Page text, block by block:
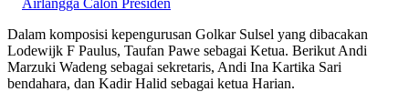
Airlangga Calon Presiden
Dalam komposisi kepengurusan Golkar Sulsel yang dibacakan
Lodewijk F Paulus, Taufan Pawe sebagai Ketua. Berikut Andi
Marzuki Wadeng sebagai sekretaris, Andi Ina Kartika Sari
bendahara, dan Kadir Halid sebagai ketua Harian.